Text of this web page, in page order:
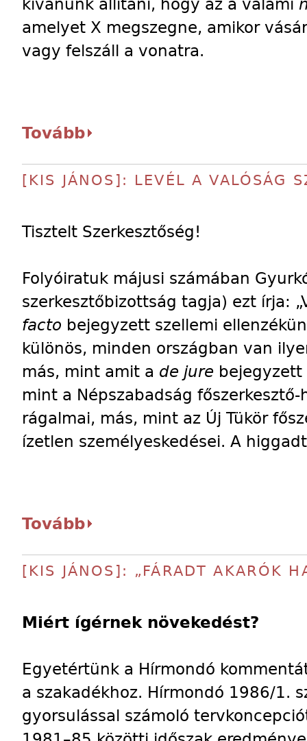
kívánunk állítani, hogy az a valami
amelyet X megszegne, amikor
vagy felszáll a vonatra.
Tovább
[KIS JÁNOS]: LEVÉL A VALÓSÁG
Tisztelt Szerkesztőség!
Folyóiratuk májusi számában
szerkesztőbizottság tagja) ezt írja:
facto bejegyzett szellemi
különös, minden országban van
más, mint amit a de jure bejegyzett
mint a Népszabadság
rágalmai, más, mint az Új Tükör
ízetlen személyeskedései. A
Tovább
[KIS JÁNOS]: „FÁRADT AKARÓK
Miért ígérnek növekedést?
Egyetértünk a Hírmondó
a szakadékhoz. Hírmondó 1986/1.
gyorsulással számoló